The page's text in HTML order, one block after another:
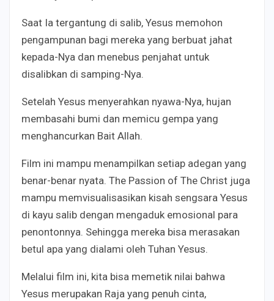
Saat Ia tergantung di salib, Yesus memohon
pengampunan bagi mereka yang berbuat jahat
kepada-Nya dan menebus penjahat untuk
disalibkan di samping-Nya.
Setelah Yesus menyerahkan nyawa-Nya, hujan
membasahi bumi dan memicu gempa yang
menghancurkan Bait Allah.
Film ini mampu menampilkan setiap adegan yang
benar-benar nyata. The Passion of The Christ juga
mampu memvisualisasikan kisah sengsara Yesus
di kayu salib dengan mengaduk emosional para
penontonnya. Sehingga mereka bisa merasakan
betul apa yang dialami oleh Tuhan Yesus.
Melalui film ini, kita bisa memetik nilai bahwa
Yesus merupakan Raja yang penuh cinta,